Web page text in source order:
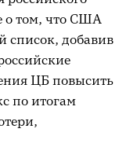
о том, что США
список, добавив
ЦБ повысить
по итогам